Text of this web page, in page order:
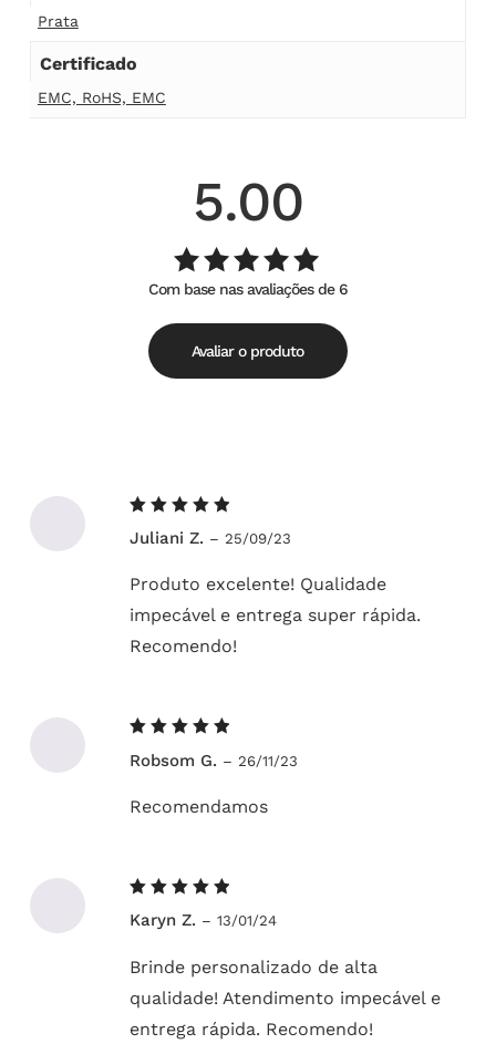
Prata
Certificado
EMC, RoHS, EMC
5.00
Avaliação
5.00de
5
Com base nas avaliações de 6
Avaliar o produto
5de 5
Juliani Z. – 25/09/23
Produto excelente! Qualidade
impecável e entrega super rápida.
Recomendo!
5de 5
Robsom G. – 26/11/23
Recomendamos
5de 5
Karyn Z. – 13/01/24
Brinde personalizado de alta
qualidade! Atendimento impecável e
entrega rápida. Recomendo!